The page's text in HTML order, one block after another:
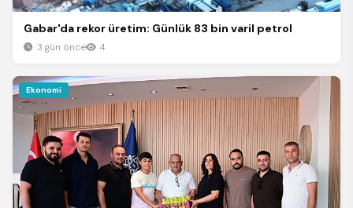
Gabar'da rekor üretim: Günlük 83 bin varil petrol
3 gün önce 4
Ekonomi